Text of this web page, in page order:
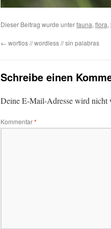
Dieser Beitrag wurde unterfauna, flora,
← wortlos // wordless // sin palabras
Schreibe einen
Deine E-Mail-Adresse wird nicht
Kommentar*